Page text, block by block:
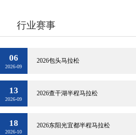
行业赛事
06
2026-09
2026包头马拉松
13
2026-09
2026查干湖半程马拉松
18
2026-10
2026东阳光宜都半程马拉松